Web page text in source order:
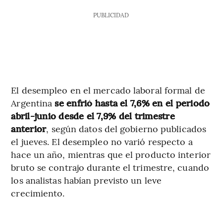
PUBLICIDAD
El desempleo en el mercado laboral formal de
Argentinase enfrió hasta el 7,6% en el periodo
abril-junio desde el 7,9% del trimestre
anterior, según datos del gobierno publicados
el jueves. El desempleo no varió respecto a
hace un año, mientras que el producto interior
bruto se contrajo durante el trimestre, cuando
los analistas habían previsto un leve
crecimiento.